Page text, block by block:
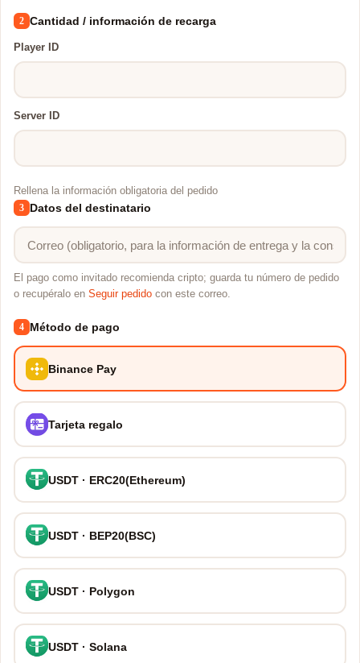
2 Cantidad / información de recarga
Player ID
Server ID
Rellena la información obligatoria del pedido
3 Datos del destinatario
El pago como invitado recomienda cripto; guarda tu número de pedido
o recupéralo en Seguir pedido con este correo.
4 Método de pago
Binance Pay
Tarjeta regalo
USDT · ERC20(Ethereum)
USDT · BEP20(BSC)
USDT · Polygon
USDT · Solana